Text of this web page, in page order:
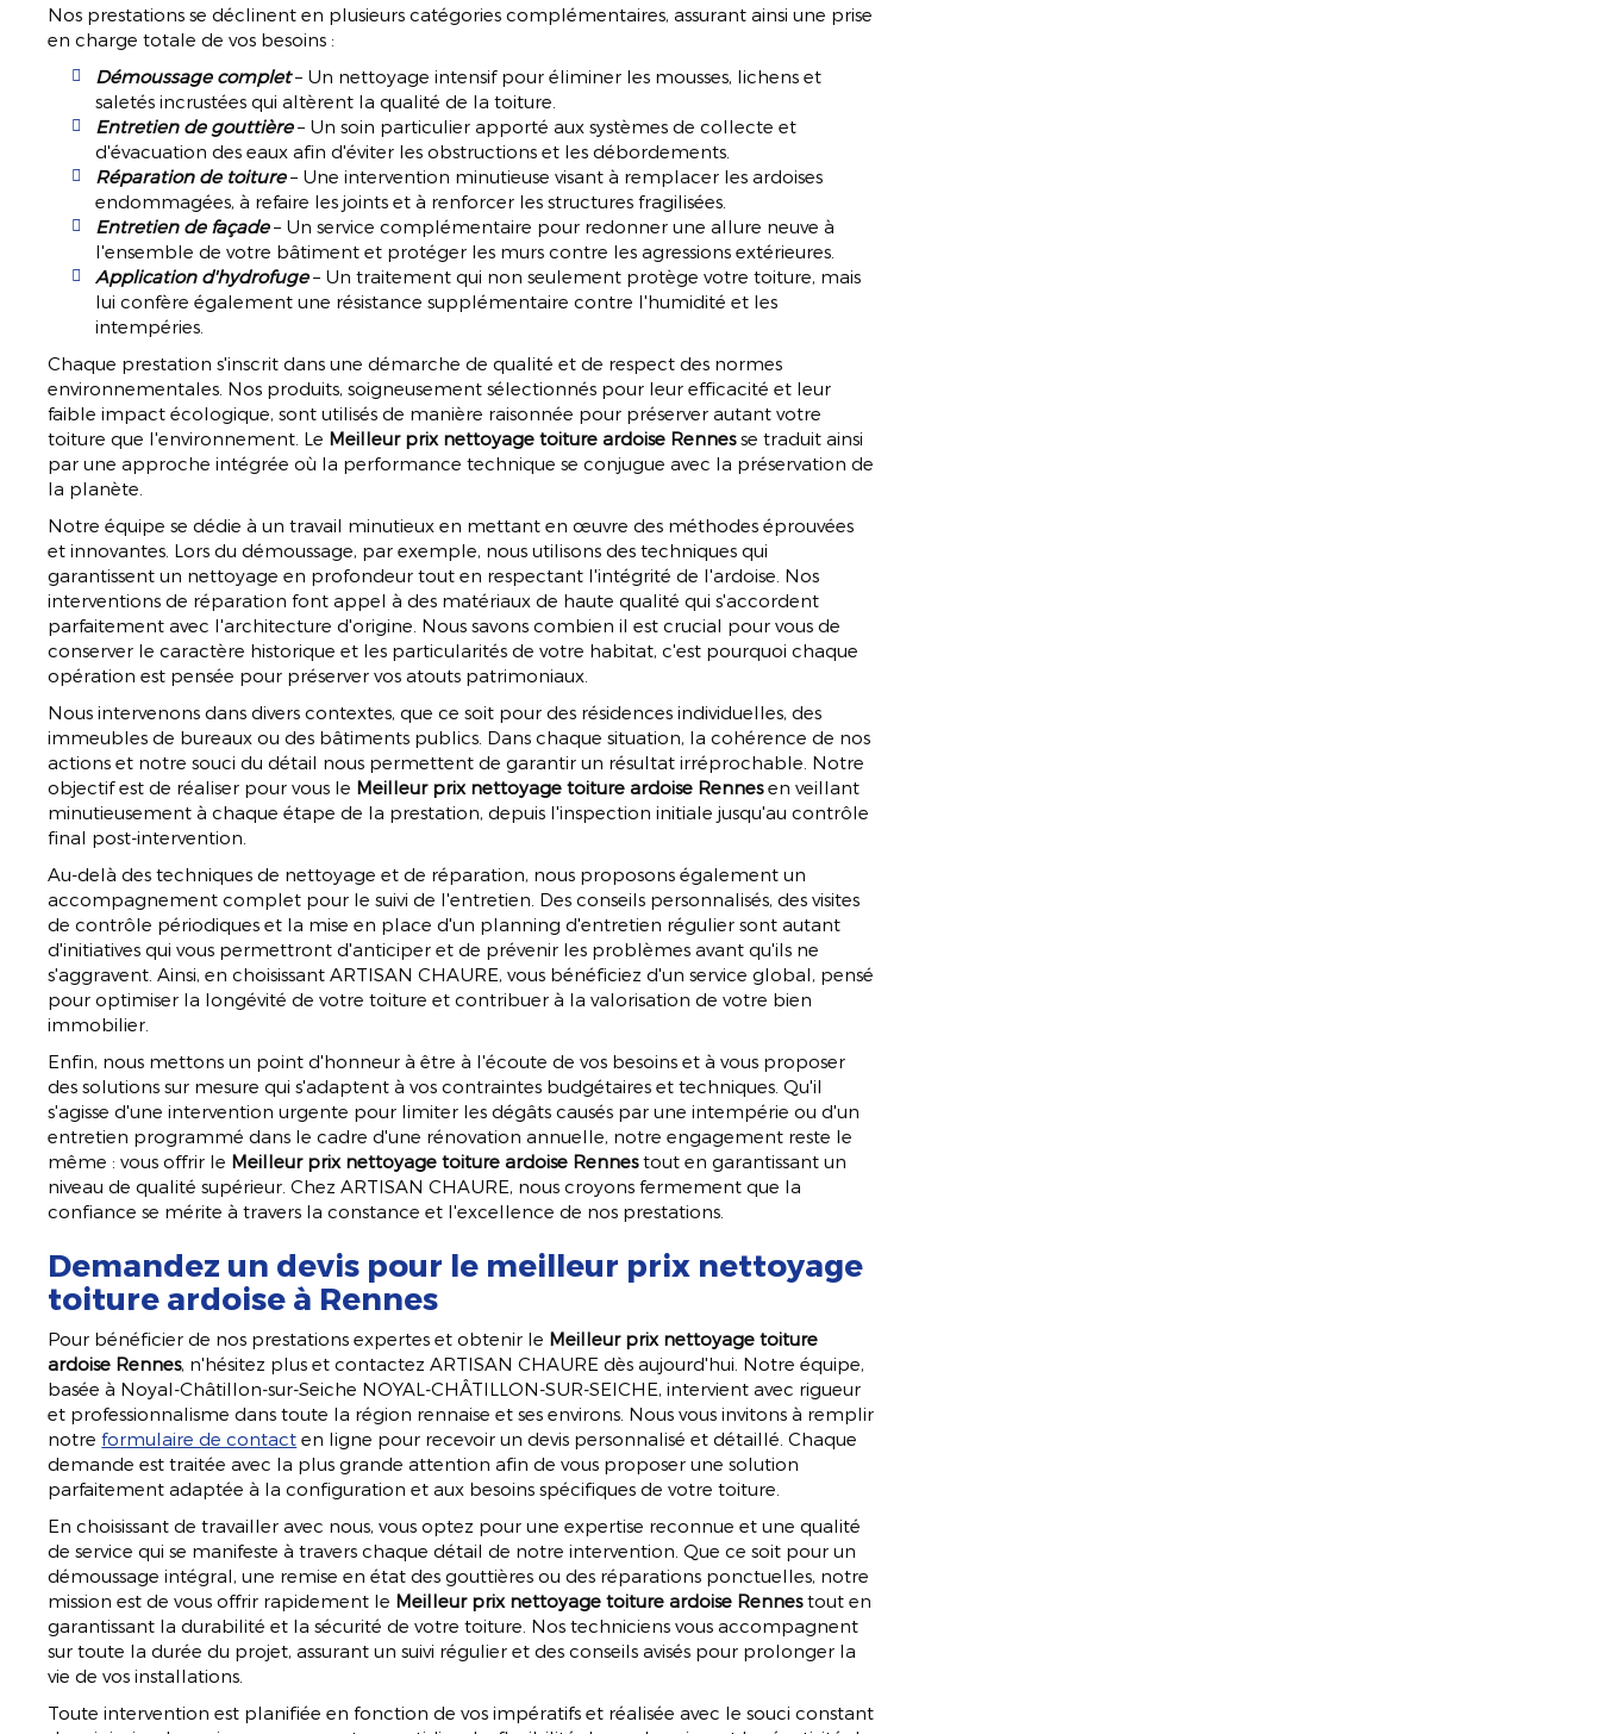
Nos prestations se déclinent en plusieurs catégories complémentaires, assurant ainsi une prise
en charge totale de vos besoins :
Démoussage complet– Un nettoyage intensif pour éliminer les mousses, lichens et
saletés incrustées qui altèrent la qualité de la toiture.
Entretien de gouttière– Un soin particulier apporté aux systèmes de collecte et
d'évacuation des eaux afin d'éviter les obstructions et les débordements.
Réparation de toiture– Une intervention minutieuse visant à remplacer les ardoises
endommagées, à refaire les joints et à renforcer les structures fragilisées.
Entretien de façade– Un service complémentaire pour redonner une allure neuve à
l'ensemble de votre bâtiment et protéger les murs contre les agressions extérieures.
Application d'hydrofuge– Un traitement qui non seulement protège votre toiture, mais
lui confère également une résistance supplémentaire contre l'humidité et les
intempéries.
Chaque prestation s'inscrit dans une démarche de qualité et de respect des normes
environnementales. Nos produits, soigneusement sélectionnés pour leur efficacité et leur
faible impact écologique, sont utilisés de manière raisonnée pour préserver autant votre
toiture que l'environnement. Le Meilleur prix nettoyage toiture ardoise Rennesse traduit ainsi
par une approche intégrée où la performance technique se conjugue avec la préservation de
la planète.
Notre équipe se dédie à un travail minutieux en mettant en œuvre des méthodes éprouvées
et innovantes. Lors du démoussage, par exemple, nous utilisons des techniques qui
garantissent un nettoyage en profondeur tout en respectant l'intégrité de l'ardoise. Nos
interventions de réparation font appel à des matériaux de haute qualité qui s'accordent
parfaitement avec l'architecture d'origine. Nous savons combien il est crucial pour vous de
conserver le caractère historique et les particularités de votre habitat, c'est pourquoi chaque
opération est pensée pour préserver vos atouts patrimoniaux.
Nous intervenons dans divers contextes, que ce soit pour des résidences individuelles, des
immeubles de bureaux ou des bâtiments publics. Dans chaque situation, la cohérence de nos
actions et notre souci du détail nous permettent de garantir un résultat irréprochable. Notre
objectif est de réaliser pour vous le Meilleur prix nettoyage toiture ardoise Rennesen veillant
minutieusement à chaque étape de la prestation, depuis l'inspection initiale jusqu'au contrôle
final post-intervention.
Au-delà des techniques de nettoyage et de réparation, nous proposons également un
accompagnement complet pour le suivi de l'entretien. Des conseils personnalisés, des visites
de contrôle périodiques et la mise en place d'un planning d'entretien régulier sont autant
d'initiatives qui vous permettront d'anticiper et de prévenir les problèmes avant qu'ils ne
s'aggravent. Ainsi, en choisissant ARTISAN CHAURE, vous bénéficiez d'un service global, pensé
pour optimiser la longévité de votre toiture et contribuer à la valorisation de votre bien
immobilier.
Enfin, nous mettons un point d'honneur à être à l'écoute de vos besoins et à vous proposer
des solutions sur mesure qui s'adaptent à vos contraintes budgétaires et techniques. Qu'il
s'agisse d'une intervention urgente pour limiter les dégâts causés par une intempérie ou d'un
entretien programmé dans le cadre d'une rénovation annuelle, notre engagement reste le
même : vous offrir le Meilleur prix nettoyage toiture ardoise Rennestout en garantissant un
niveau de qualité supérieur. Chez ARTISAN CHAURE, nous croyons fermement que la
confiance se mérite à travers la constance et l'excellence de nos prestations.
Demandez un devis pour le meilleur prix nettoyage
toiture ardoise à Rennes
Pour bénéficier de nos prestations expertes et obtenir le Meilleur prix nettoyage toiture
ardoise Rennes, n'hésitez plus et contactez ARTISAN CHAURE dès aujourd'hui. Notre équipe,
basée à Noyal-Châtillon-sur-Seiche NOYAL-CHÂTILLON-SUR-SEICHE, intervient avec rigueur
et professionnalisme dans toute la région rennaise et ses environs. Nous vous invitons à remplir
notreformulaire de contact en ligne pour recevoir un devis personnalisé et détaillé. Chaque
demande est traitée avec la plus grande attention afin de vous proposer une solution
parfaitement adaptée à la configuration et aux besoins spécifiques de votre toiture.
En choisissant de travailler avec nous, vous optez pour une expertise reconnue et une qualité
de service qui se manifeste à travers chaque détail de notre intervention. Que ce soit pour un
démoussage intégral, une remise en état des gouttières ou des réparations ponctuelles, notre
mission est de vous offrir rapidement le Meilleur prix nettoyage toiture ardoise Rennestout en
garantissant la durabilité et la sécurité de votre toiture. Nos techniciens vous accompagnent
sur toute la durée du projet, assurant un suivi régulier et des conseils avisés pour prolonger la
vie de vos installations.
Toute intervention est planifiée en fonction de vos impératifs et réalisée avec le souci constant